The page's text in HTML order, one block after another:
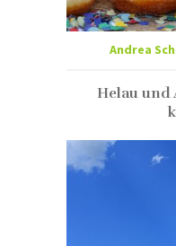
Andrea
Helau und